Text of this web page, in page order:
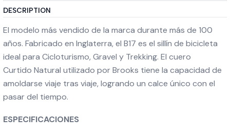
DESCRIPTION
El modelo más vendido de la marca durante más de 100
años. Fabricado en Inglaterra, el B17 es el sillín de bicicleta
ideal para Cicloturismo, Gravel y Trekking. El cuero
Curtido Natural utilizado por Brooks tiene la capacidad de
amoldarse viaje tras viaje, logrando un calce único con el
pasar del tiempo.
ESPECIFICACIONES